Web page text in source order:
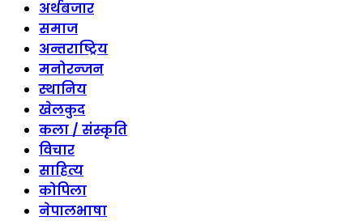
अर्थबजार
समाज
अन्तराष्ट्रिय
मनोरन्जन
स्थानिय
खेलकुद
कला / संस्कृति
विचार
साहित्य
कोपिला
नेपालभाषा